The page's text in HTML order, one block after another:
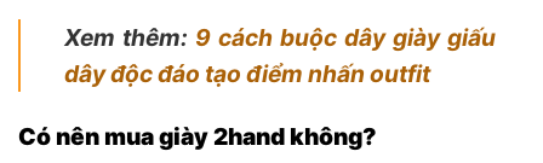
Xem thêm: 9 cách buộc dây giày giấu
dây độc đáo tạo điểm nhấn outfit
Có nên mua giày 2hand không?